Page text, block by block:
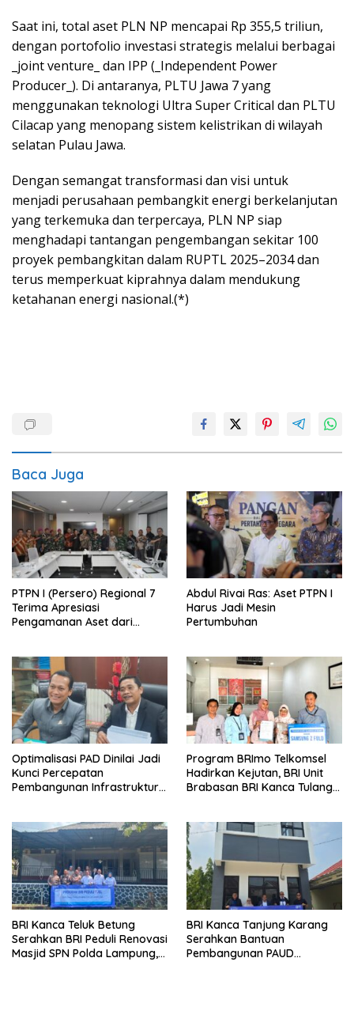
Saat ini, total aset PLN NP mencapai Rp 355,5 triliun,
dengan portofolio investasi strategis melalui berbagai
_joint venture_ dan IPP (_Independent Power
Producer_). Di antaranya, PLTU Jawa 7 yang
menggunakan teknologi Ultra Super Critical dan PLTU
Cilacap yang menopang sistem kelistrikan di wilayah
selatan Pulau Jawa.
Dengan semangat transformasi dan visi untuk
menjadi perusahaan pembangkit energi berkelanjutan
yang terkemuka dan terpercaya, PLN NP siap
menghadapi tantangan pengembangan sekitar 100
proyek pembangkitan dalam RUPTL 2025–2034 dan
terus memperkuat kiprahnya dalam mendukung
ketahanan energi nasional.(*)
Baca Juga
PTPN I (Persero) Regional 7
Terima Apresiasi
Pengamanan Aset dari
Abdul Rivai Ras: Aset PTPN I
Harus Jadi Mesin
Pertumbuhan
Optimalisasi PAD Dinilai Jadi
Kunci Percepatan
Pembangunan Infrastruktur
Program BRImo Telkomsel
Hadirkan Kejutan, BRI Unit
Brabasan BRI Kanca Tulang
Mesuji
BRI Kanca Teluk Betung
Serahkan BRI Peduli Renovasi
Masjid SPN Polda Lampung,
BRI Kanca Tanjung Karang
Serahkan Bantuan
Pembangunan PAUD